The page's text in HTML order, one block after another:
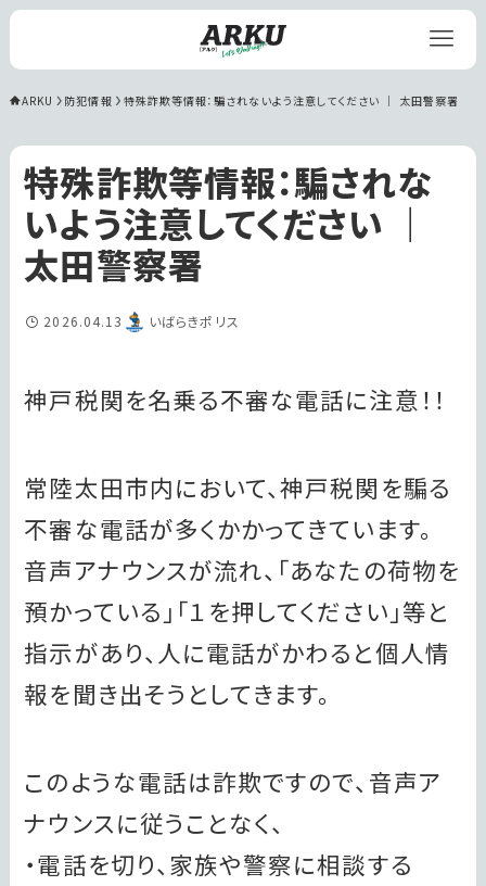
ARKU 防犯情報 特殊詐欺等情報：騙されないよう注意してください ｜ 太田警察署
特殊詐欺等情報：騙されな
いよう注意してください ｜
太田警察署
2026.04.13 いばらきポリス
神戸税関を名乗る不審な電話に注意！！
常陸太田市内において、神戸税関を騙る
不審な電話が多くかかってきています。
音声アナウンスが流れ、「あなたの荷物を
預かっている」「１を押してください」等と
指示があり、人に電話がかわると個人情
報を聞き出そうとしてきます。
このような電話は詐欺ですので、音声ア
ナウンスに従うことなく、
・電話を切り、家族や警察に相談する